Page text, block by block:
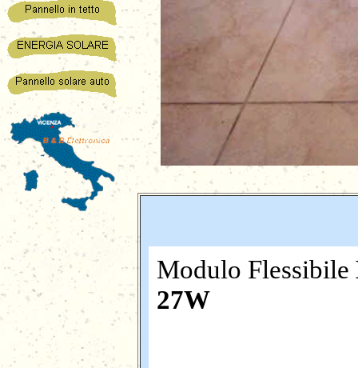
Modulo Flessibile
27W